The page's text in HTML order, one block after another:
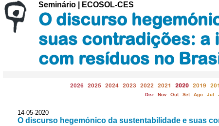
Seminário | ECOSOL-CES
O discurso
suas contradições: a
com resíduos no
2026 2025 2024 2023 2022 2021 2020 2019
Dez Nov Out Set Ago Jul
14-05-2020
O discurso hegemónico da sustentabilidade e suas